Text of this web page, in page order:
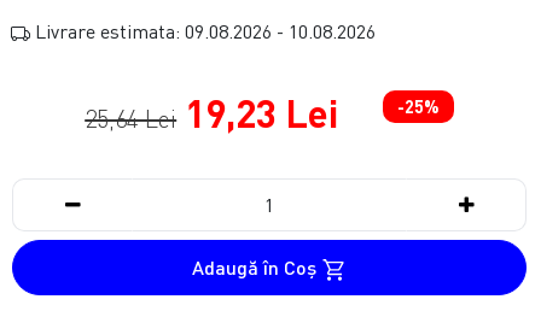
Livrare estimata: 09.08.2026 - 10.08.2026
25,64 Lei 19,23 Lei -25%
Adaugă în Coş